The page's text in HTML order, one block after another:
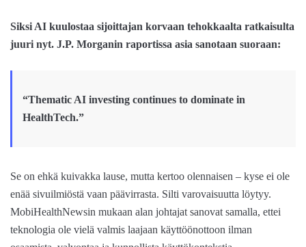
Siksi AI kuulostaa sijoittajan korvaan tehokkaalta ratkaisulta
juuri nyt. J.P. Morganin raportissa asia sanotaan suoraan:
“Thematic AI investing continues to dominate in
HealthTech.”
Se on ehkä kuivakka lause, mutta kertoo olennaisen – kyse ei ole
enää sivuilmiöstä vaan päävirrasta. Silti varovaisuutta löytyy.
MobiHealthNewsin mukaan alan johtajat sanovat samalla, ettei
teknologia ole vielä valmis laajaan käyttöönottoon ilman